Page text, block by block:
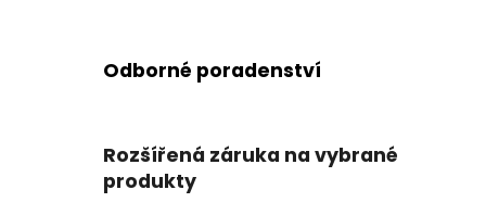
Odborné poradenství
Rozšířená záruka na vybrané
produkty